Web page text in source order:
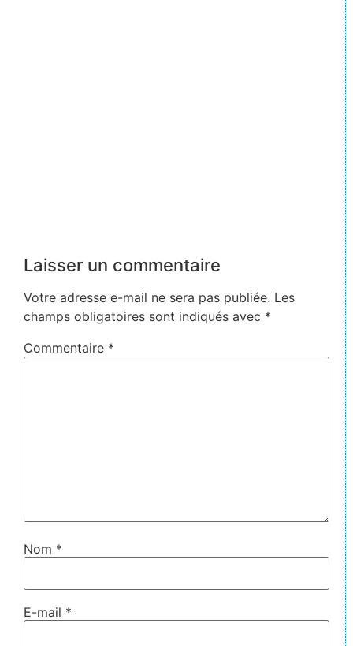
Laisser un commentaire
Votre adresse e-mail ne sera pas publiée. Les
champs obligatoires sont indiqués avec *
Commentaire *
Nom *
E-mail *